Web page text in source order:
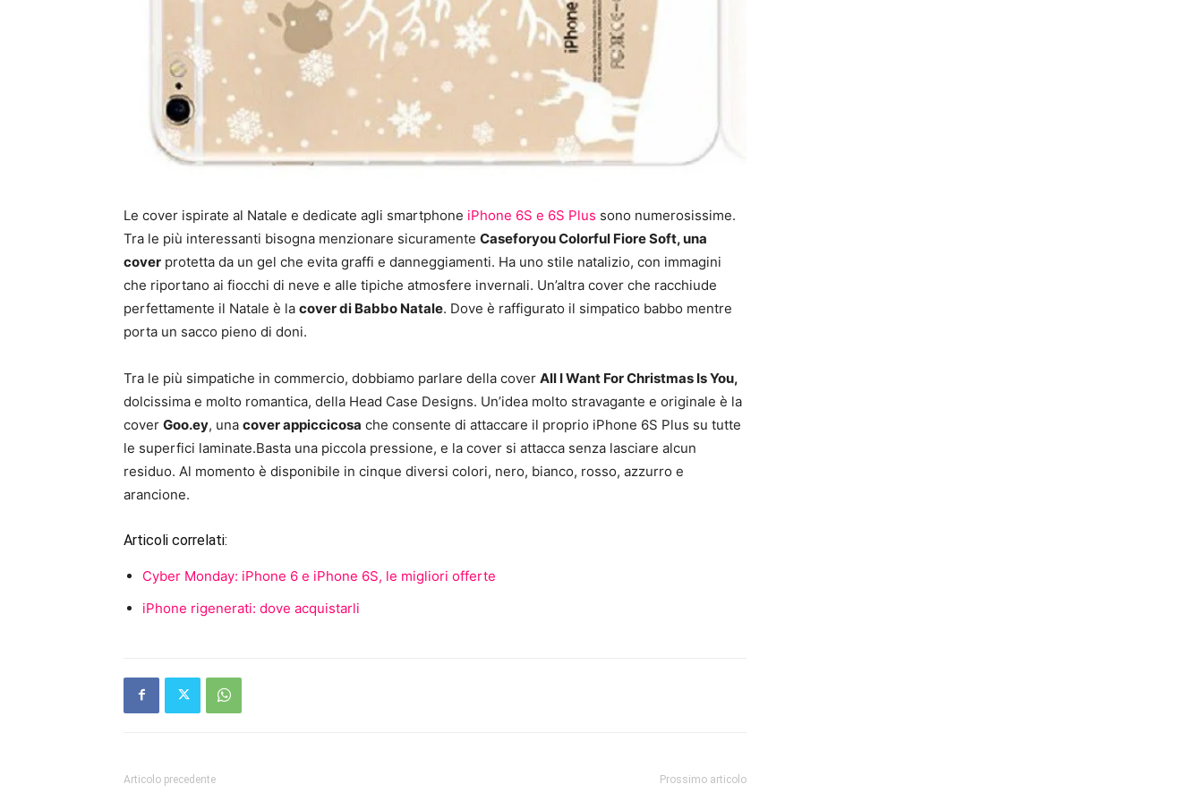
Le cover ispirate al Natale e dedicate agli smartphone iPhone 6S e 6S Plus sono numerosissime.
Tra le più interessanti bisogna menzionare sicuramente Caseforyou Colorful Fiore Soft, una
cover protetta da un gel che evita graffi e danneggiamenti. Ha uno stile natalizio, con immagini
che riportano ai fiocchi di neve e alle tipiche atmosfere invernali. Un’altra cover che racchiude
perfettamente il Natale è la cover di Babbo Natale. Dove è raffigurato il simpatico babbo mentre
porta un sacco pieno di doni.
Tra le più simpatiche in commercio, dobbiamo parlare della cover All I Want For Christmas Is You,
dolcissima e molto romantica, della Head Case Designs. Un’idea molto stravagante e originale è la
cover Goo.ey, una cover appiccicosa che consente di attaccare il proprio iPhone 6S Plus su tutte
le superfici laminate.Basta una piccola pressione, e la cover si attacca senza lasciare alcun
residuo. Al momento è disponibile in cinque diversi colori, nero, bianco, rosso, azzurro e
arancione.
Articoli correlati:
Cyber Monday: iPhone 6 e iPhone 6S, le migliori offerte
iPhone rigenerati: dove acquistarli
Articolo precedente Prossimo articolo